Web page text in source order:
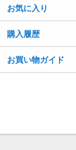
お気に入り
購入履歴
お買い物ガイド